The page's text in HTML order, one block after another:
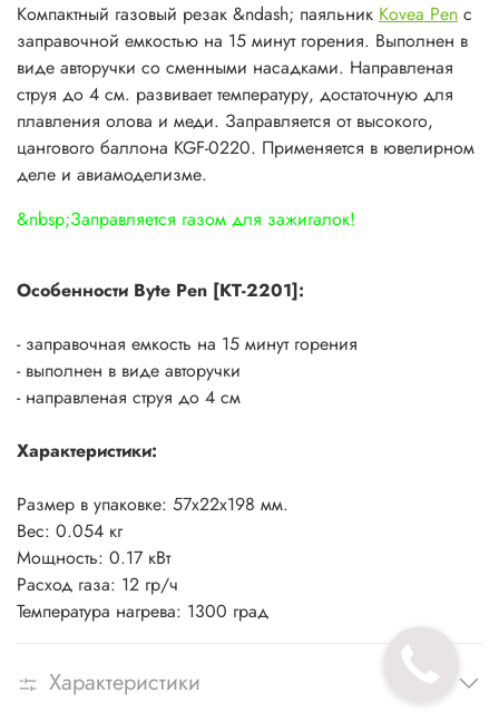
Компактный газовый резак &ndash; паяльник Kovea Pen с
заправочной емкостью на 15 минут горения. Выполнен в
виде авторучки со сменными насадками. Направленая
струя до 4 см. развивает температуру, достаточную для
плавления олова и меди. Заправляется от высокого,
цангового баллона KGF-0220. Применяется в ювелирном
деле и авиамоделизме.
&nbsp;Заправляется газом для зажигалок!
Особенности Byte Pen [KT-2201]:
- заправочная емкость на 15 минут горения
- выполнен в виде авторучки
- направленая струя до 4 см
Характеристики:
Размер в упаковке: 57х22х198 мм.
Вес: 0.054 кг
Мощность: 0.17 кВт
Расход газа: 12 гр/ч
Температура нагрева: 1300 град
Характеристики